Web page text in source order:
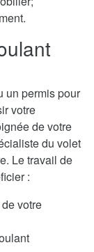
un permis pour
votre
de votre
du volet
Le travail de
:
votre